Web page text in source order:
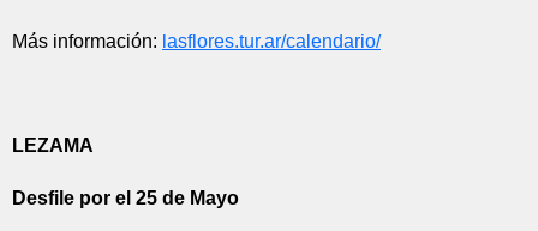
Más información: lasflores.tur.ar/calendario/
LEZAMA
Desfile por el 25 de Mayo